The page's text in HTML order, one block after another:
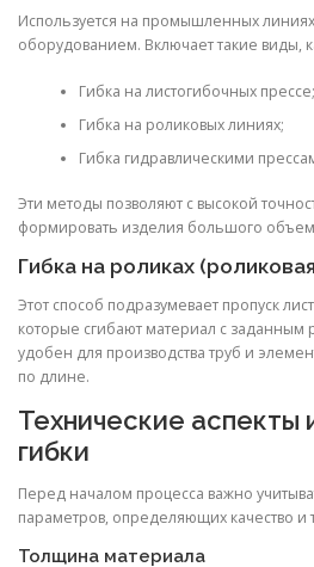
Используется на промышленных
оборудованием. Включает такие виды,
Гибка на листогибочных прессе;
Гибка на роликовых линиях;
Гибка гидравлическими
Эти методы позволяют с высокой
формировать изделия большого
Гибка на роликах
Этот способ подразумевает пропуск
которые сгибают материал с заданным
удобен для производства труб и
по длине.
Технические аспекты
гибки
Перед началом процесса важно
параметров, определяющих качество и
Толщина материала